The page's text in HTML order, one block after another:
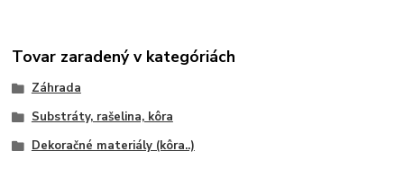
Tovar zaradený v kategóriách
Záhrada
Substráty, rašelina, kôra
Dekoračné materiály (kôra..)